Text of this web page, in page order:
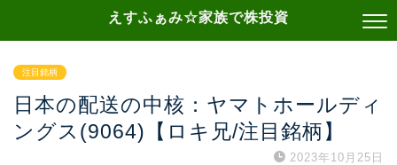
えすふぁみ☆家族で株投資
注目銘柄
日本の配送の中核：ヤマトホールディ
ングス(9064)【ロキ兄/注目銘柄】
2023年10月25日